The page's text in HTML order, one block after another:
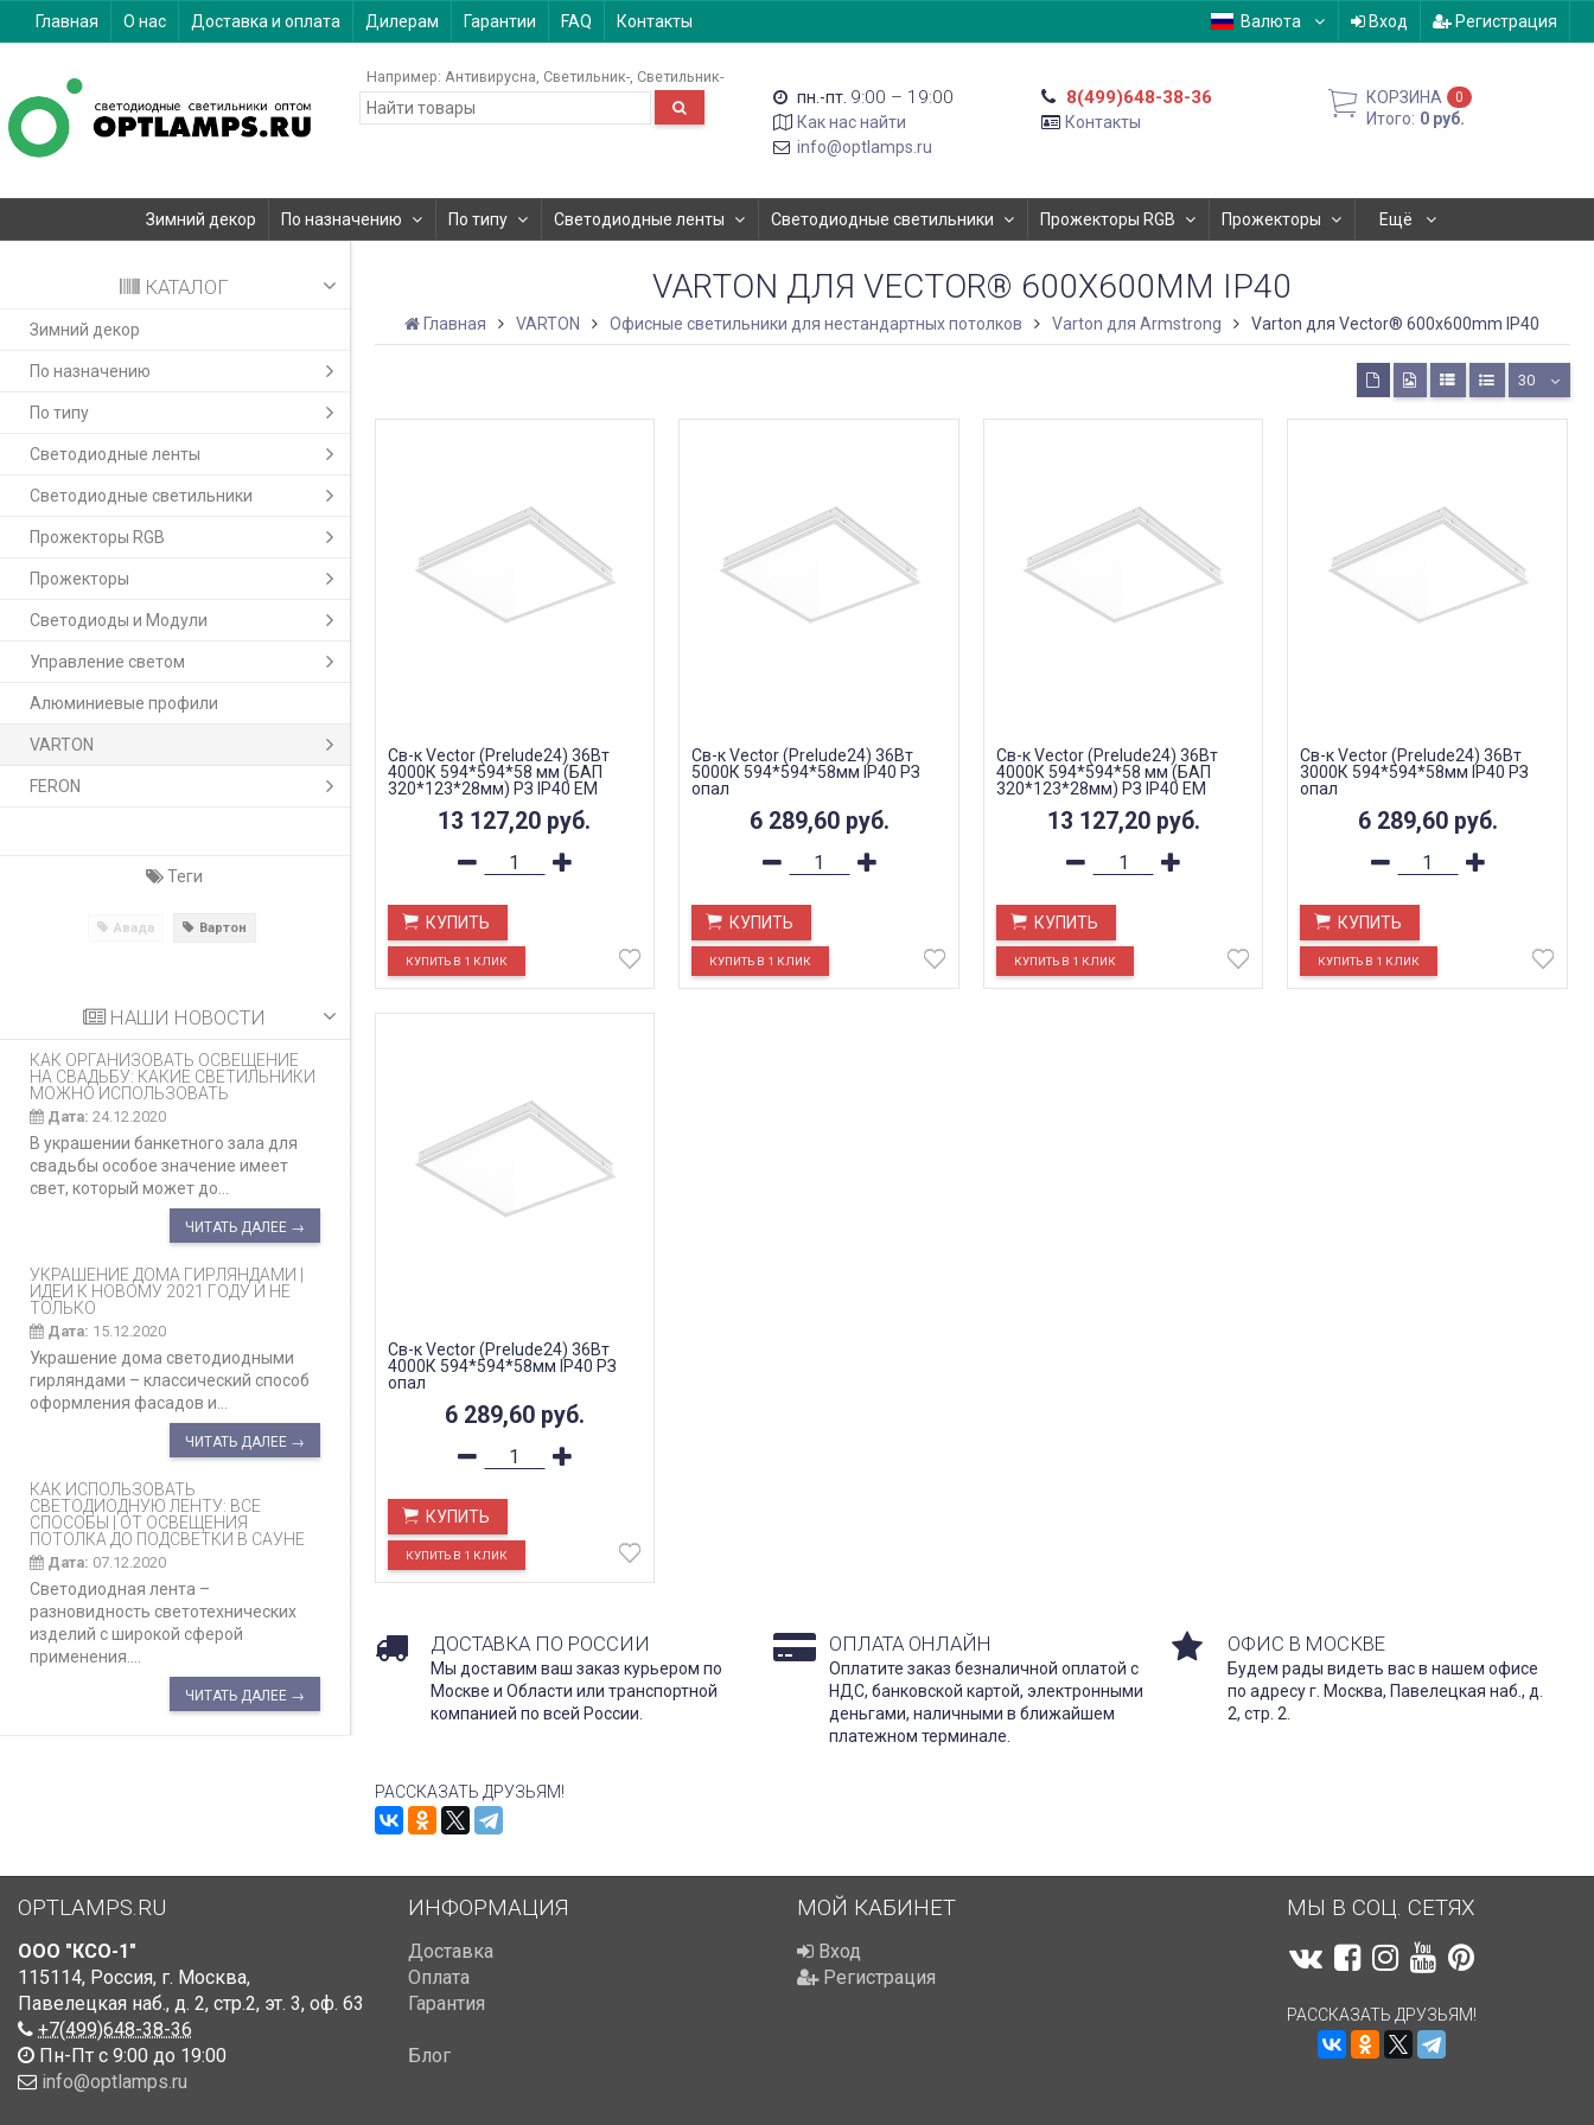
Главная О нас Доставка и оплата Дилерам Гарантии FAQ Контакты Валюта Вход Регистрация
Например: Антивирусна Светильник- Светильник-
пн.-пт. 9:00 – 19:00
Как нас найти
info@optlamps.ru
8(499)648-38-36
Контакты
КОРЗИНА 0
Итого: 0 руб.
Зимний декор По назначению По типу Светодиодные ленты Светодиодные светильники Прожекторы RGB Прожекторы Ещё
КАТАЛОГ
Зимний декор
По назначению
По типу
Светодиодные ленты
Светодиодные светильники
Прожекторы RGB
Прожекторы
Светодиоды и Модули
Управление светом
Алюминиевые профили
VARTON
FERON
Теги
Авада Вартон
НАШИ НОВОСТИ
КАК ОРГАНИЗОВАТЬ ОСВЕЩЕНИЕ
НА СВАДЬБУ: КАКИЕ СВЕТИЛЬНИКИ
МОЖНО ИСПОЛЬЗОВАТЬ
Дата: 24.12.2020
В украшении банкетного зала для
свадьбы особое значение имеет
свет, который может до...
ЧИТАТЬ ДАЛЕЕ →
УКРАШЕНИЕ ДОМА ГИРЛЯНДАМИ |
ИДЕИ К НОВОМУ 2021 ГОДУ И НЕ
ТОЛЬКО
Дата: 15.12.2020
Украшение дома светодиодными
гирляндами – классический способ
оформления фасадов и...
ЧИТАТЬ ДАЛЕЕ →
КАК ИСПОЛЬЗОВАТЬ
СВЕТОДИОДНУЮ ЛЕНТУ: ВСЕ
СПОСОБЫ | ОТ ОСВЕЩЕНИЯ
ПОТОЛКА ДО ПОДСВЕТКИ В САУНЕ
Дата: 07.12.2020
Светодиодная лента –
разновидность светотехнических
изделий с широкой сферой
применения....
ЧИТАТЬ ДАЛЕЕ →
VARTON ДЛЯ VECTOR® 600X600MM IP40
Главная VARTON Офисные светильники для нестандартных потолков Varton для Armstrong Varton для Vector® 600x600mm IP40
30
Св-к Vector (Prelude24) 36Вт
4000К 594*594*58 мм (БАП
320*123*28мм) РЗ IP40 EM
13 127,20 руб.
КУПИТЬ
Св-к Vector (Prelude24) 36Вт
5000К 594*594*58мм IP40 РЗ
опал
6 289,60 руб.
КУПИТЬ
Св-к Vector (Prelude24) 36Вт
4000К 594*594*58 мм (БАП
320*123*28мм) РЗ IP40 EM
13 127,20 руб.
КУПИТЬ
Св-к Vector (Prelude24) 36Вт
3000К 594*594*58мм IP40 РЗ
опал
6 289,60 руб.
КУПИТЬ
Св-к Vector (Prelude24) 36Вт
4000К 594*594*58мм IP40 РЗ
опал
6 289,60 руб.
КУПИТЬ
ДОСТАВКА ПО РОССИИ
Мы доставим ваш заказ курьером по
Москве и Области или транспортной
компанией по всей России.
ОПЛАТА ОНЛАЙН
Оплатите заказ безналичной оплатой с
НДС, банковской картой, электронными
деньгами, наличными в ближайшем
платежном терминале.
ОФИС В МОСКВЕ
Будем рады видеть вас в нашем офисе
по адресу г. Москва, Павелецкая наб., д.
2, стр. 2.
РАССКАЗАТЬ ДРУЗЬЯМ!
OPTLAMPS.RU
ООО "КСО-1"
115114, Россия, г. Москва,
Павелецкая наб., д. 2, стр.2, эт. 3, оф. 63
+7(499)648-38-36
Пн-Пт с 9:00 до 19:00
info@optlamps.ru
ИНФОРМАЦИЯ
Доставка
Оплата
Гарантия
Блог
МОЙ КАБИНЕТ
Вход
Регистрация
МЫ В СОЦ. СЕТЯХ
РАССКАЗАТЬ ДРУЗЬЯМ!